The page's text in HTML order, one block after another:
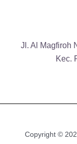
Jl. Al Magfiroh
Kec.
Copyright ©